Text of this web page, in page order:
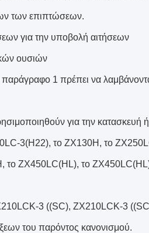
των επιπτώσεων.
για την υποβολή αιτήσεων
ουσιών
παράγραφο 1 πρέπει να
για την κατασκευή
3(H22), το ZX130H, το
το ZX450LC(HL), το
3 ((SC), ZX210LCK-3
του παρόντος κανονισμού.